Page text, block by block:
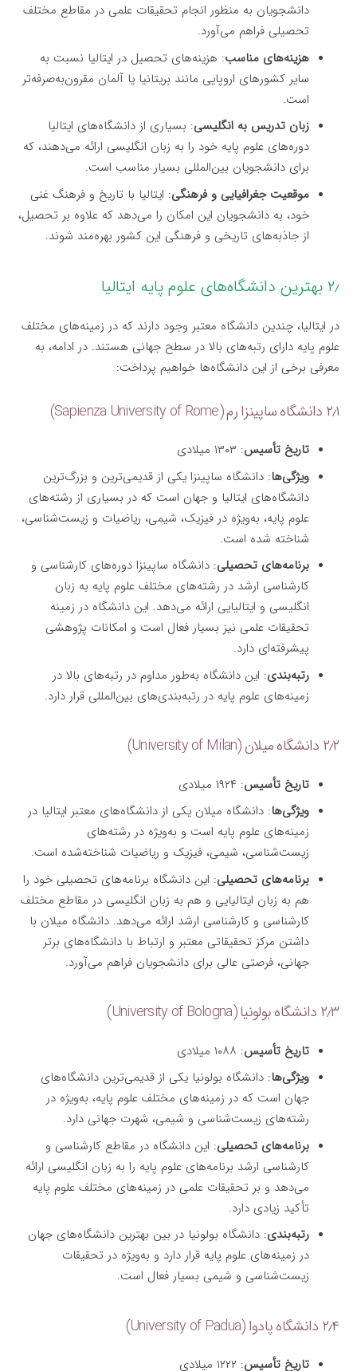
دانشجویان به منظور انجام تحقیقات علمی در مقاطع مختلف
تحصیلی فراهم می‌آورد.
هزینه‌های مناسب: هزینه‌های تحصیل در ایتالیا نسبت به
سایر کشورهای اروپایی مانند بریتانیا یا آلمان مقرون‌به‌صرفه‌تر
است.
زبان تدریس به انگلیسی: بسیاری از دانشگاه‌های ایتالیا
دوره‌های علوم پایه خود را به زبان انگلیسی ارائه می‌دهند، که
برای دانشجویان بین‌المللی بسیار مناسب است.
موقعیت جغرافیایی و فرهنگی: ایتالیا با تاریخ و فرهنگ غنی
خود، به دانشجویان این امکان را می‌دهد که علاوه بر تحصیل،
از جاذبه‌های تاریخی و فرهنگی این کشور بهره‌مند شوند.
۲٫ بهترین دانشگاه‌های علوم پایه ایتالیا
در ایتالیا، چندین دانشگاه معتبر وجود دارند که در زمینه‌های مختلف
علوم پایه دارای رتبه‌های بالا در سطح جهانی هستند. در ادامه، به
معرفی برخی از این دانشگاه‌ها خواهیم پرداخت:
۲٫۱ دانشگاه ساپینزا رم (Sapienza University of Rome)
تاریخ تأسیس: ۱۳۰۳ میلادی
ویژگی‌ها: دانشگاه ساپینزا یکی از قدیمی‌ترین و بزرگ‌ترین
دانشگاه‌های ایتالیا و جهان است که در بسیاری از رشته‌های
علوم پایه، به‌ویژه در فیزیک، شیمی، ریاضیات و زیست‌شناسی،
شناخته شده است.
برنامه‌های تحصیلی: دانشگاه ساپینزا دوره‌های کارشناسی و
کارشناسی ارشد در رشته‌های مختلف علوم پایه به زبان
انگلیسی و ایتالیایی ارائه می‌دهد. این دانشگاه در زمینه
تحقیقات علمی نیز بسیار فعال است و امکانات پژوهشی
پیشرفته‌ای دارد.
رتبه‌بندی: این دانشگاه به‌طور مداوم در رتبه‌های بالا در
زمینه‌های علوم پایه در رتبه‌بندی‌های بین‌المللی قرار دارد.
۲٫۲ دانشگاه میلان (University of Milan)
تاریخ تأسیس: ۱۹۲۴ میلادی
ویژگی‌ها: دانشگاه میلان یکی از دانشگاه‌های معتبر ایتالیا در
زمینه‌های علوم پایه است و به‌ویژه در رشته‌های
زیست‌شناسی، شیمی، فیزیک و ریاضیات شناخته‌شده است.
برنامه‌های تحصیلی: این دانشگاه برنامه‌های تحصیلی خود را
هم به زبان ایتالیایی و هم به زبان انگلیسی در مقاطع مختلف
کارشناسی و کارشناسی ارشد ارائه می‌دهد. دانشگاه میلان با
داشتن مرکز تحقیقاتی معتبر و ارتباط با دانشگاه‌های برتر
جهانی، فرصتی عالی برای دانشجویان فراهم می‌آورد.
۲٫۳ دانشگاه بولونیا (University of Bologna)
تاریخ تأسیس: ۱۰۸۸ میلادی
ویژگی‌ها: دانشگاه بولونیا یکی از قدیمی‌ترین دانشگاه‌های
جهان است که در زمینه‌های مختلف علوم پایه، به‌ویژه در
رشته‌های زیست‌شناسی و شیمی، شهرت جهانی دارد.
برنامه‌های تحصیلی: این دانشگاه در مقاطع کارشناسی و
کارشناسی ارشد برنامه‌های علوم پایه را به زبان انگلیسی ارائه
می‌دهد و بر تحقیقات علمی در زمینه‌های مختلف علوم پایه
تأکید زیادی دارد.
رتبه‌بندی: دانشگاه بولونیا در بین بهترین دانشگاه‌های جهان
در زمینه‌های علوم پایه قرار دارد و به‌ویژه در تحقیقات
زیست‌شناسی و شیمی بسیار فعال است.
۲٫۴ دانشگاه پادوا (University of Padua)
تاریخ تأسیس: ۱۲۲۲ میلادی